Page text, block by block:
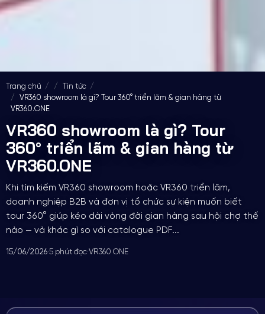
Trang chủ
Tin tức
VR360 showroom là gì? Tour 360° triển lãm & gian hàng từ
VR360.ONE
VR360 showroom là gì? Tour
360° triển lãm & gian hàng từ
VR360.ONE
Khi tìm kiếm VR360 showroom hoặc VR360 triển lãm,
doanh nghiệp B2B và đơn vị tổ chức sự kiện muốn biết
tour 360° giúp kéo dài vòng đời gian hàng sau hội chợ thế
nào — và khác gì so với catalogue PDF...
15/06/2026·5 phút đọc·VR360 ONE